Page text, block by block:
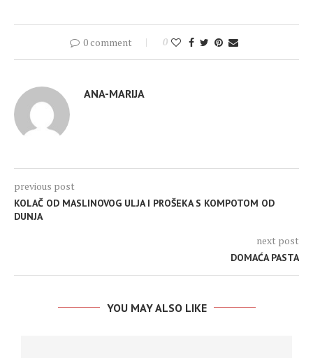
0 comment 0
ANA-MARIJA
previous post
KOLAČ OD MASLINOVOG ULJA I PROŠEKA S KOMPOTOM OD
DUNJA
next post
DOMAĆA PASTA
YOU MAY ALSO LIKE